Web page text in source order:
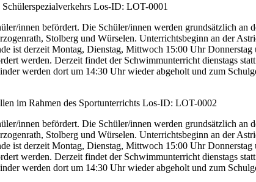
Los-ID: LOT-0001
innen befördert. Die Schüler/innen werden grundsätzlich an
Stolberg und Würselen. Unterrichtsbeginn an der
ist derzeit Montag, Dienstag, Mittwoch 15:00 Uhr
werden. Derzeit findet der Schwimmunterricht dienstags
werden dort um 14:30 Uhr wieder abgeholt und zum
im Rahmen des Sportunterrichts Los-ID: LOT-0002
innen befördert. Die Schüler/innen werden grundsätzlich an
Stolberg und Würselen. Unterrichtsbeginn an der
ist derzeit Montag, Dienstag, Mittwoch 15:00 Uhr
werden. Derzeit findet der Schwimmunterricht dienstags
werden dort um 14:30 Uhr wieder abgeholt und zum